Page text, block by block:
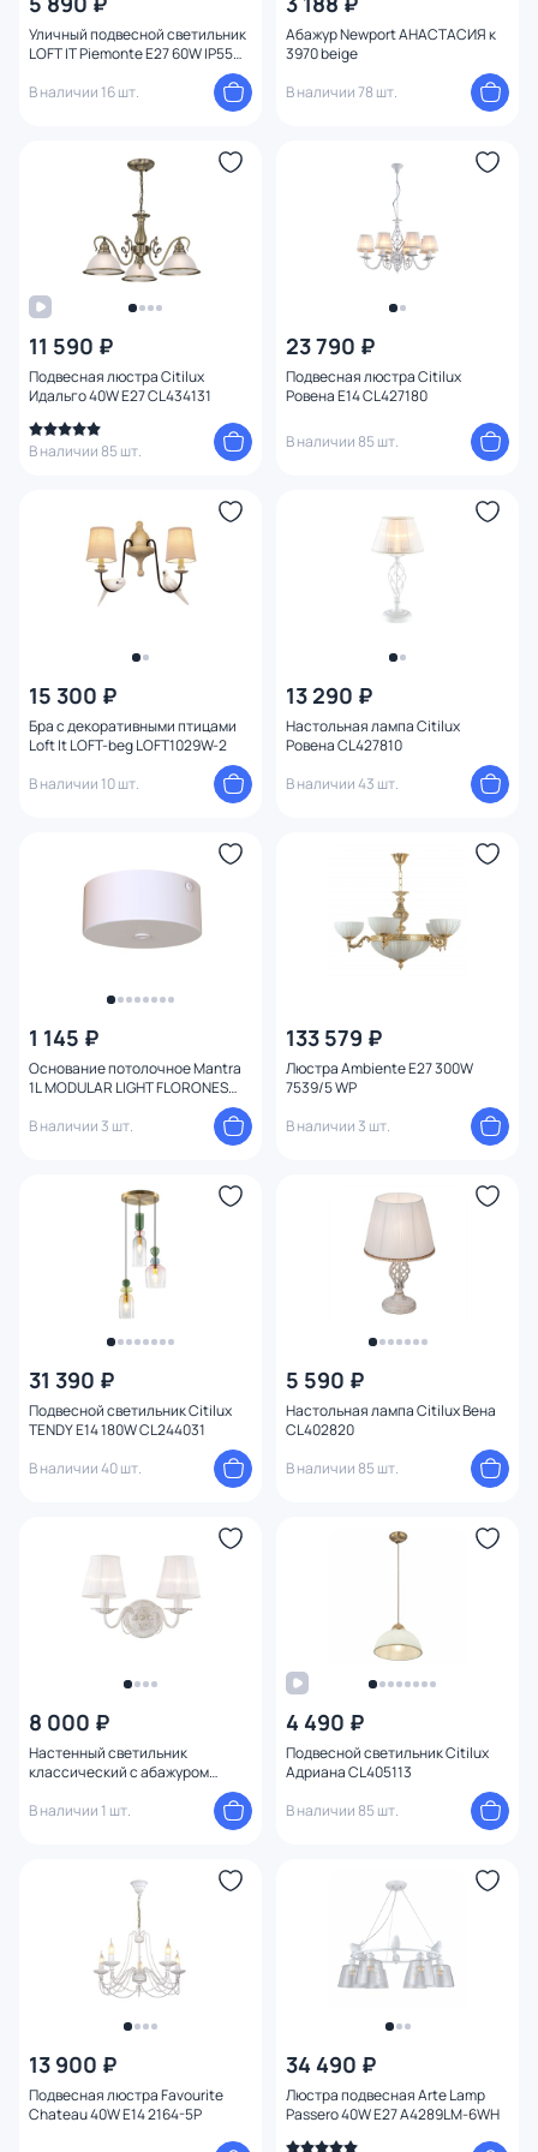
Уличный подвесной светильник
LOFT IT Piemonte E27 60W IP55
В наличии 16 шт.
Абажур Newport АНАСТАСИЯ к
3970 beige
В наличии 78 шт.
11 590 ₽
Подвесная люстра Citilux
Идальго 40W E27 CL434131
В наличии 85 шт.
23 790 ₽
Подвесная люстра Citilux
Ровена E14 CL427180
В наличии 85 шт.
15 300 ₽
Бра с декоративными птицами
Loft It LOFT-beg LOFT1029W-2
В наличии 10 шт.
13 290 ₽
Настольная лампа Citilux
Ровена CL427810
В наличии 43 шт.
1 145 ₽
Основание потолочное Mantra
1L MODULAR LIGHT FLORONES
В наличии 3 шт.
133 579 ₽
Люстра Ambiente E27 300W
7539/5 WP
В наличии 3 шт.
31 390 ₽
Подвесной светильник Citilux
TENDY Е14 180W CL244031
В наличии 40 шт.
5 590 ₽
Настольная лампа Citilux Вена
CL402820
В наличии 85 шт.
8 000 ₽
Настенный светильник
классический с абажуром
В наличии 1 шт.
4 490 ₽
Подвесной светильник Citilux
Адриана CL405113
В наличии 85 шт.
13 900 ₽
Подвесная люстра Favourite
Chateau 40W E14 2164-5P
34 490 ₽
Люстра подвесная Arte Lamp
Passero 40W E27 A4289LM-6WH